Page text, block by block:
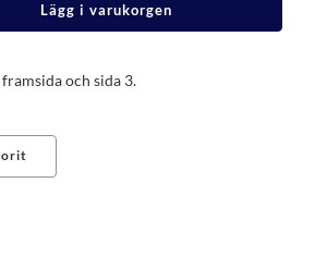
Lägg i varukorgen
och sida 3.